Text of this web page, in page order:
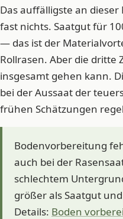
Das auffälligste an dieser
fast nichts. Saatgut für
— das ist der
Rollrasen. Aber die dritte
insgesamt gehen kann.
bei der Aussaat der
frühen Schätzungen
Bodenvorbereitung
auch bei der
schlechtem
größer als Saatgut
Details: Boden